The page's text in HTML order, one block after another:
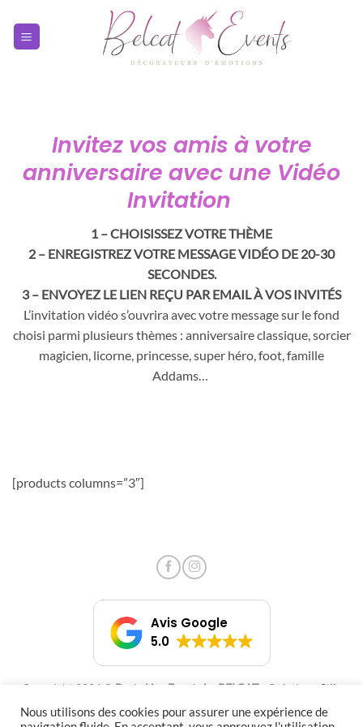
contenu
Invitez vos amis à votre
anniversaire avec une Vidéo
Invitation
1 – CHOISISSEZ VOTRE THÈME
2 – ENREGISTREZ VOTRE MESSAGE VIDÉO DE 20-30
SECONDES.
3 – ENVOYEZ LE LIEN REÇU PAR EMAIL À VOS INVITÉS
L’invitation vidéo s’ouvrira avec votre message sur le fond
choisi parmi plusieurs thèmes : anniversaire classique, sorcier
magicien, licorne, princesse, super héro, foot, famille
Addams…
[products columns=”3″]
Avis Google
5.0
Copyright 2026 © Party Live Events by BELCAT- Création : Stile
Libero
- RC 20P09555 - TVA Int. FR55000148683
Nous utilisons des cookies pour assurer une expérience de